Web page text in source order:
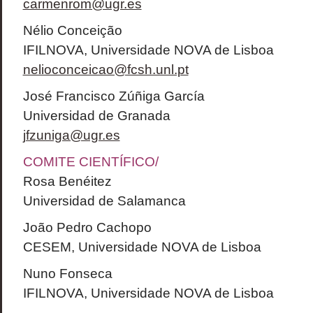
carmenrom@ugr.es
Nélio Conceição
IFILNOVA, Universidade NOVA de Lisboa
nelioconceicao@fcsh.unl.pt
José Francisco Zúñiga García
Universidad de Granada
jfzuniga@ugr.es
COMITE CIENTÍFICO/
Rosa Benéitez
Universidad de Salamanca
João Pedro Cachopo
CESEM, Universidade NOVA de Lisboa
Nuno Fonseca
IFILNOVA, Universidade NOVA de Lisboa